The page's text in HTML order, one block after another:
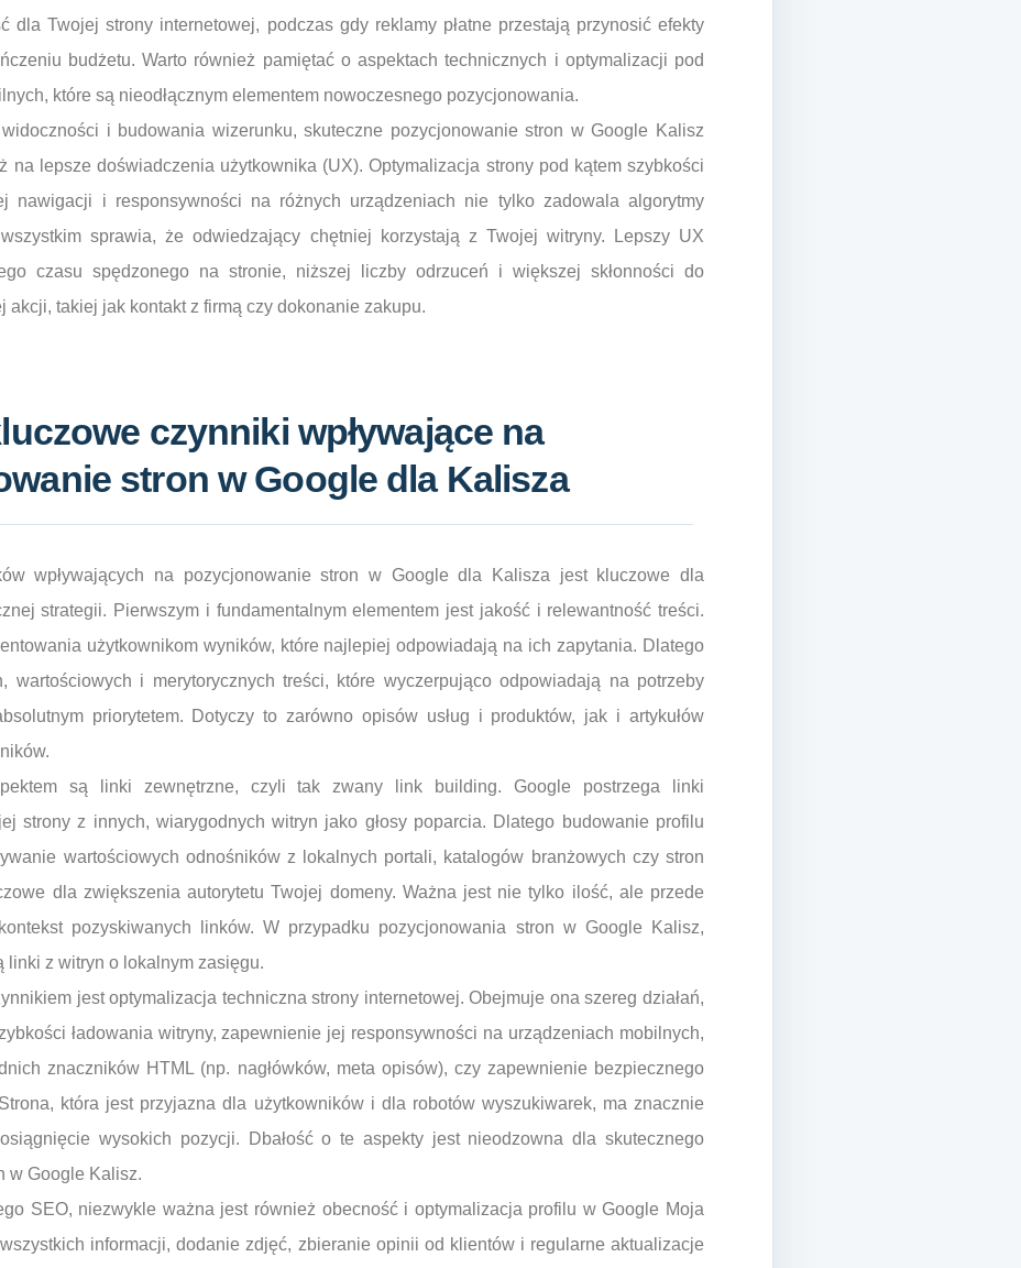
dla Twojej strony internetowej, podczas gdy reklamy płatne przestają przynosić efekty
budżetu. Warto również pamiętać o aspektach technicznych i optymalizacji pod
które są nieodłącznym elementem nowoczesnego pozycjonowania.
i budowania wizerunku, skuteczne pozycjonowanie stron w Google Kalisz
na lepsze doświadczenia użytkownika (UX). Optymalizacja strony pod kątem szybkości
nawigacji i responsywności na różnych urządzeniach nie tylko zadowala algorytmy
sprawia, że odwiedzający chętniej korzystają z Twojej witryny. Lepszy UX
czasu spędzonego na stronie, niższej liczby odrzuceń i większej skłonności do
akcji, takiej jak kontakt z firmą czy dokonanie zakupu.
czynniki wpływające na
stron w Google dla Kalisza
wpływających na pozycjonowanie stron w Google dla Kalisza jest kluczowe dla
strategii. Pierwszym i fundamentalnym elementem jest jakość i relewantność treści.
użytkownikom wyników, które najlepiej odpowiadają na ich zapytania. Dlatego
wartościowych i merytorycznych treści, które wyczerpująco odpowiadają na potrzeby
priorytetem. Dotyczy to zarówno opisów usług i produktów, jak i artykułów
są linki zewnętrzne, czyli tak zwany link building. Google postrzega linki
strony z innych, wiarygodnych witryn jako głosy poparcia. Dlatego budowanie profilu
wartościowych odnośników z lokalnych portali, katalogów branżowych czy stron
dla zwiększenia autorytetu Twojej domeny. Ważna jest nie tylko ilość, ale przede
pozyskiwanych linków. W przypadku pozycjonowania stron w Google Kalisz,
linki z witryn o lokalnym zasięgu.
jest optymalizacja techniczna strony internetowej. Obejmuje ona szereg działań,
ładowania witryny, zapewnienie jej responsywności na urządzeniach mobilnych,
znaczników HTML (np. nagłówków, meta opisów), czy zapewnienie bezpiecznego
która jest przyjazna dla użytkowników i dla robotów wyszukiwarek, ma znacznie
wysokich pozycji. Dbałość o te aspekty jest nieodzowna dla skutecznego
w Google Kalisz.
SEO, niezwykle ważna jest również obecność i optymalizacja profilu w Google Moja
informacji, dodanie zdjęć, zbieranie opinii od klientów i regularne aktualizacje